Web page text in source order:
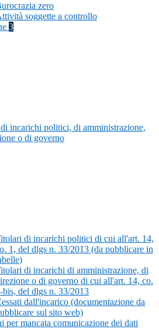
zero
soggette a controllo
3
incarichi politici, di amministrazione,
o di governo
di incarichi politici di cui all'art. 14,
1, del dlgs n. 33/2013 (da pubblicare in
di incarichi di amministrazione, di
o di governo di cui all'art. 14, co.
bis, del dlgs n. 33/2013
dall'incarico (documentazione da
sul sito web)
per mancata comunicazione dei dati